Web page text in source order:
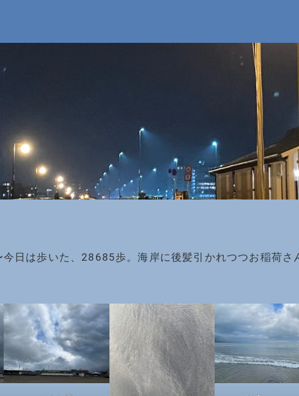
日は歩いた、28685歩。海岸に後髪引かれつつお稲荷